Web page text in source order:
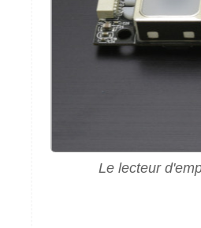
Le lecteur